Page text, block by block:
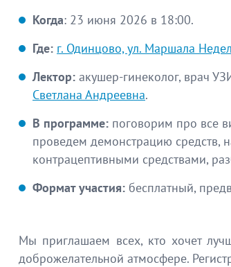
Когда: 23 июня 2026 в 18:00.
Где: г. Одинцово, ул. Маршала
Лектор: акушер-гинеколог, врач
Светлана Андреевна.
В программе: поговорим про все
проведем демонстрацию средств,
контрацептивными средствами,
Формат участия: бесплатный,
Мы приглашаем всех, кто хочет
доброжелательной атмосфере.